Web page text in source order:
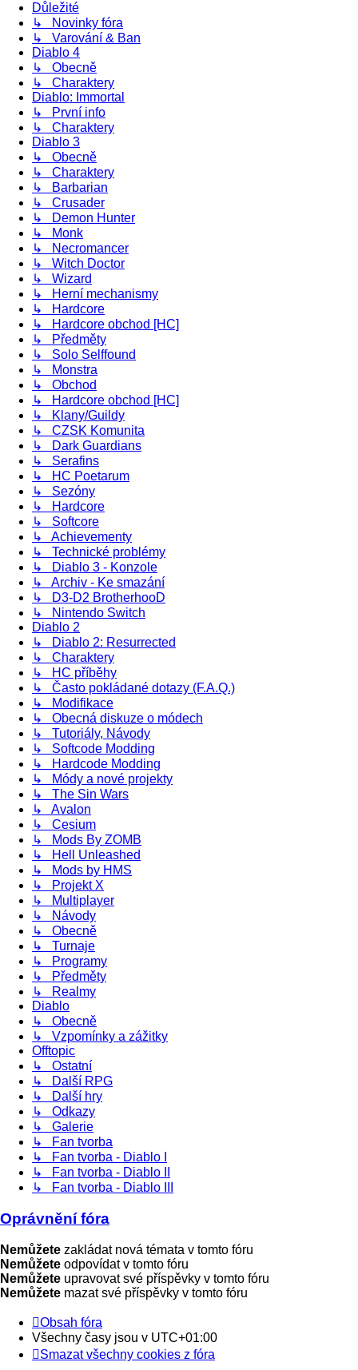
Důležité
↳ Novinky fóra
↳ Varování & Ban
Diablo 4
↳ Obecně
↳ Charaktery
Diablo: Immortal
↳ První info
↳ Charaktery
Diablo 3
↳ Obecně
↳ Charaktery
↳ Barbarian
↳ Crusader
↳ Demon Hunter
↳ Monk
↳ Necromancer
↳ Witch Doctor
↳ Wizard
↳ Herní mechanismy
↳ Hardcore
↳ Hardcore obchod [HC]
↳ Předměty
↳ Solo Selffound
↳ Monstra
↳ Obchod
↳ Hardcore obchod [HC]
↳ Klany/Guildy
↳ CZSK Komunita
↳ Dark Guardians
↳ Serafins
↳ HC Poetarum
↳ Sezóny
↳ Hardcore
↳ Softcore
↳ Achievementy
↳ Technické problémy
↳ Diablo 3 - Konzole
↳ Archiv - Ke smazání
↳ D3-D2 BrotherhooD
↳ Nintendo Switch
Diablo 2
↳ Diablo 2: Resurrected
↳ Charaktery
↳ HC příběhy
↳ Často pokládané dotazy (F.A.Q.)
↳ Modifikace
↳ Obecná diskuze o módech
↳ Tutoriály, Návody
↳ Softcode Modding
↳ Hardcode Modding
↳ Módy a nové projekty
↳ The Sin Wars
↳ Avalon
↳ Cesium
↳ Mods By ZOMB
↳ Hell Unleashed
↳ Mods by HMS
↳ Projekt X
↳ Multiplayer
↳ Návody
↳ Obecně
↳ Turnaje
↳ Programy
↳ Předměty
↳ Realmy
Diablo
↳ Obecně
↳ Vzpomínky a zážitky
Offtopic
↳ Ostatní
↳ Další RPG
↳ Další hry
↳ Odkazy
↳ Galerie
↳ Fan tvorba
↳ Fan tvorba - Diablo I
↳ Fan tvorba - Diablo II
↳ Fan tvorba - Diablo III
Oprávnění fóra
Nemůžete zakládat nová témata v tomto fóru
Nemůžete odpovídat v tomto fóru
Nemůžete upravovat své příspěvky v tomto fóru
Nemůžete mazat své příspěvky v tomto fóru
Obsah fóra
Všechny časy jsou v UTC+01:00
Smazat všechny cookies z fóra